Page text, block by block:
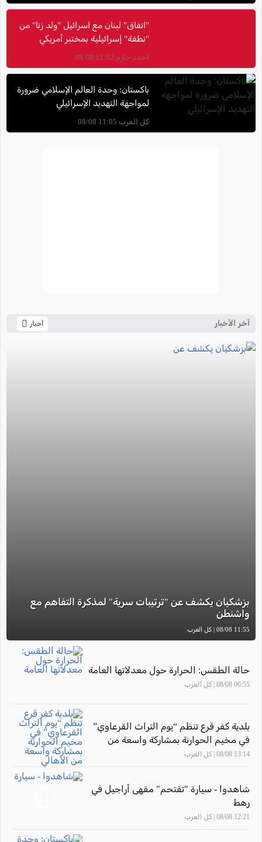
"اتفاق" لبنان مع اسرائيل "ولد زنا" من
"نطفة" إسرائيلية بمختبر أمريكي
احمد حازم 12:02 08/08
باكستان: وحدة العالم الإسلامي ضرورة
لمواجهة التهديد الإسرائيلي
كل العرب 11:05 08/08
آخر الأخبار أخبار
بزشكيان يكشف عن "ترتيبات سرية" لمذكرة التفاهم مع
واشنطن
11:55 08/08 | كل العرب
حالة الطقس: الحرارة حول معدلاتها العامة
06:55 08/08 | كل العرب
بلدية كفر قرع تنظم “يوم التراث القرعاوي”
في مخيم الحوارنة بمشاركة واسعة من
الأهالي
13:14 08/08 | كل العرب
شاهدوا - سيارة "تقتحم" مقهى أراجيل في
رهط
12:21 08/08 | كل العرب